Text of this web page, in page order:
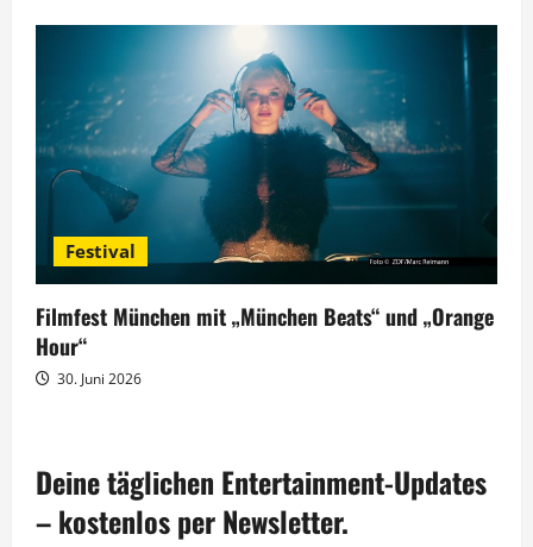
Festival
Filmfest München mit „München Beats“ und „Orange
Hour“
30. Juni 2026
Deine täglichen Entertainment-Updates
– kostenlos per Newsletter.